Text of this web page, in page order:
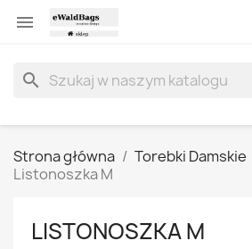

search
Strona główna Torebki Damskie
Listonoszka M
LISTONOSZKA M